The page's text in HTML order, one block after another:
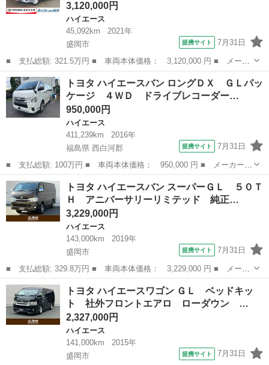
3,120,000円
ハイエース
45,092km
2021年
盛岡市
提携サイト 7月31日
■ 支払総額: 321.5万円 ■ 車両本体価格： 3,120,000 円 ■ メーカ
ー名： トヨタ ■ 車種名： ハイエースバン ■ グレード名： Ｄ
Ｘ ＧＬパッケージ ４ＷＤ 衝突被害軽減システム ディーゼル
バックカ...
岩手 盛岡市 ハイエース
トヨタ ハイエースバン ロングＤＸ ＧＬパッ
ケージ ４ＷＤ ドライブレコーダー…
950,000円
ハイエース
411,239km
2016年
福島県 西白河郡
提携サイト 7月31日
■ 支払総額: 100万円 ■ 車両本体価格： 950,000 円 ■ メーカー
名： トヨタ ■ 車種名： ハイエースバン ■ グレード名： ロン
グＤＸ ＧＬパッケージ ４ＷＤ ドライブレコーダー ＥＴＣ ス
ライドドア 電...
福島 西白河郡 ハイエース
トヨタ ハイエースバン スーパーＧＬ ５０Ｔ
Ｈ アニバーサリーリミテッド 純正…
3,229,000円
ハイエース
143,000km
2019年
盛岡市
提携サイト 7月31日
■ 支払総額: 329.8万円 ■ 車両本体価格： 3,229,000 円 ■ メーカ
ー名： トヨタ ■ 車種名： ハイエースバン ■ グレード名： ス
ーパーＧＬ ５０ＴＨ アニバーサリーリミテッド 純正ＳＤナビ
ワンセグ...
岩手 盛岡市 ハイエース
トヨタ ハイエースワゴン ＧＬ ベッドキッ
ト 社外フロントエアロ ローダウン …
2,327,000円
ハイエース
141,000km
2015年
盛岡市
提携サイト 7月31日